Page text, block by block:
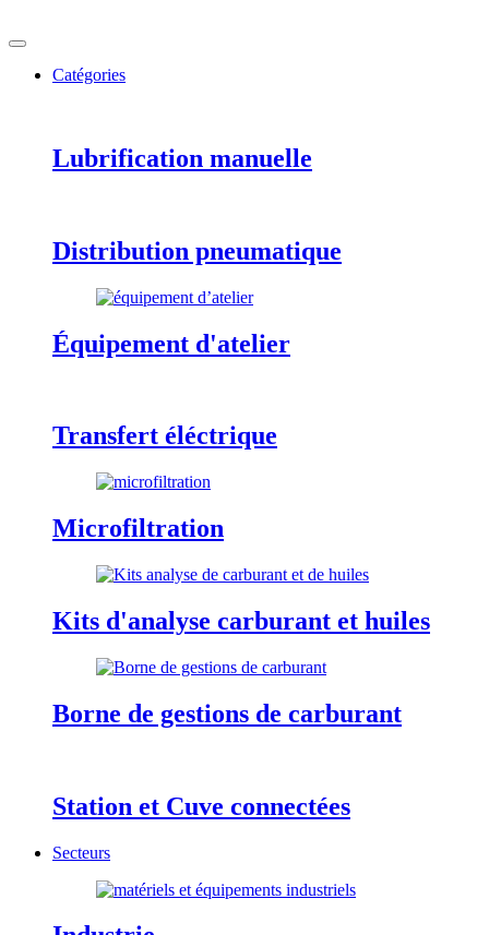
Catégories
Lubrification manuelle
Distribution pneumatique
Équipement d'atelier
Transfert éléctrique
Microfiltration
Kits d'analyse carburant et huiles
Borne de gestions de carburant
Station et Cuve connectées
Secteurs